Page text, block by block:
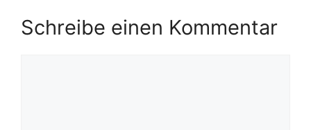
Schreibe einen Kommentar